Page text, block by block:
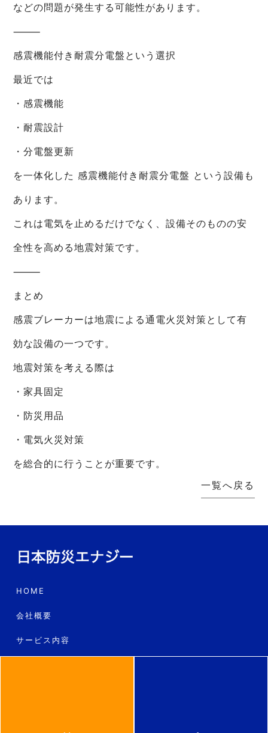
などの問題が発生する可能性があります。
⸻
感震機能付き耐震分電盤という選択
最近では
・感震機能
・耐震設計
・分電盤更新
を一体化した 感震機能付き耐震分電盤 という設備も
あります。
これは電気を止めるだけでなく、設備そのものの安
全性を高める地震対策です。
⸻
まとめ
感震ブレーカーは地震による通電火災対策として有
効な設備の一つです。
地震対策を考える際は
・家具固定
・防災用品
・電気火災対策
を総合的に行うことが重要です。
一覧へ戻る
HOME
会社概要
サービス内容